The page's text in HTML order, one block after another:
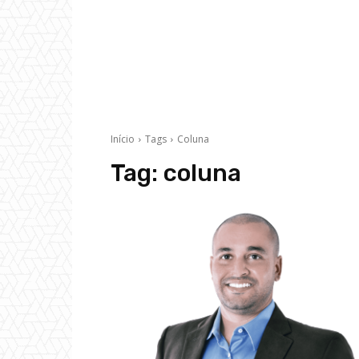
Início Tags Coluna
Tag: coluna